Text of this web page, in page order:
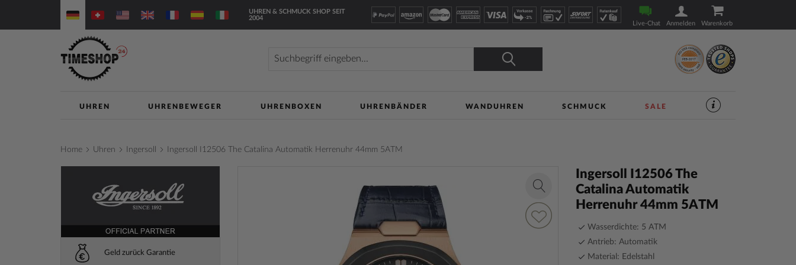
zum
UHREN & SCHMUCK SHOP SEIT
2004
Live-Chat Anmelden Warenkorb
Suche
UHREN UHRENBEWEGER UHRENBOXEN UHRENBÄNDER WANDUHREN SCHMUCK SALE
SERVICES
Home Uhren Ingersoll Ingersoll I12506 The Catalina Automatik Herrenuhr 44mm 5ATM
Geld zurück Garantie
Zoom
in
Zur
Wunschliste
Ingersoll I12506 The
Catalina Automatik
Herrenuhr 44mm 5ATM
Wasserdichte: 5 ATM
Antrieb: Automatik
Material: Edelstahl